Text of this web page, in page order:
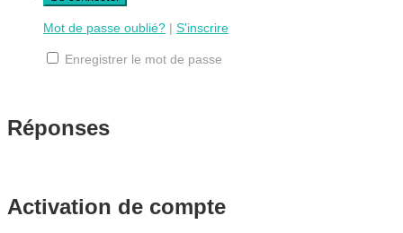
Mot de passe oublié? | S'inscrire
Enregistrer le mot de passe
Réponses
Activation de compte